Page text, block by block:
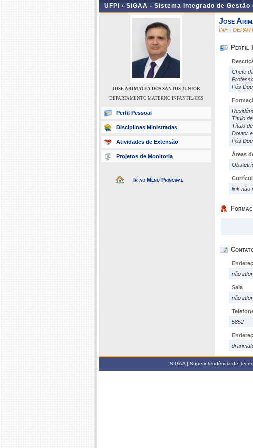
UFPI › SIGAA - Sistema Integrado de
JOSE ARIMATEA DOS SANTOS JUNIOR
DEPARTAMENTO MATERNO INFANTIL/CCS
Perfil Pessoal
Disciplinas Ministradas
Atividades de Extensão
Projetos de Monitoria
Ir ao Menu Principal
Jose
INF -
Perfil
Chefe
Pós
Título
Título
Doutor
Pós
Áreas
link não
não
Sala
não
5852
SIGAA | Superintendência de